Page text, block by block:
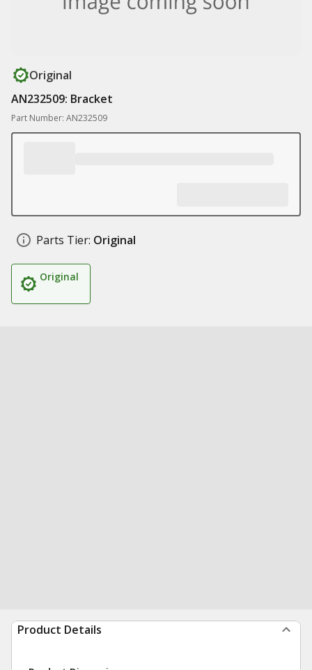
Original
AN232509: Bracket
Part Number: AN232509
Parts Tier: Original
Original
Product Details